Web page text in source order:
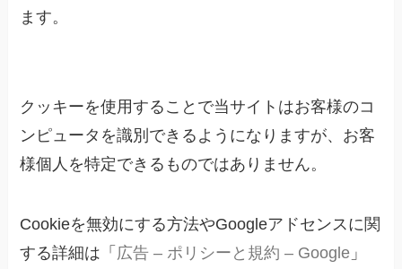
ます。
クッキーを使用することで当サイトはお客様のコ
ンピュータを識別できるようになりますが、お客
様個人を特定できるものではありません。
Cookieを無効にする方法やGoogleアドセンスに関
する詳細は「 広告 – ポリシーと規約 – Google 」